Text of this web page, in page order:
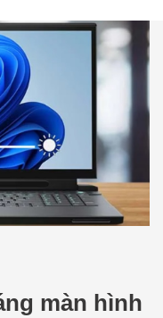
màn hình